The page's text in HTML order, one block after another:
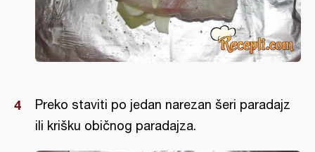
Preko staviti po jedan narezan šeri paradajz
ili krišku običnog paradajza.